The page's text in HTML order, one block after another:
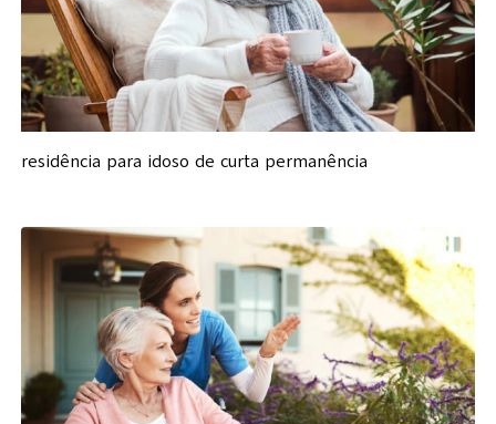
residência para idoso de curta permanência